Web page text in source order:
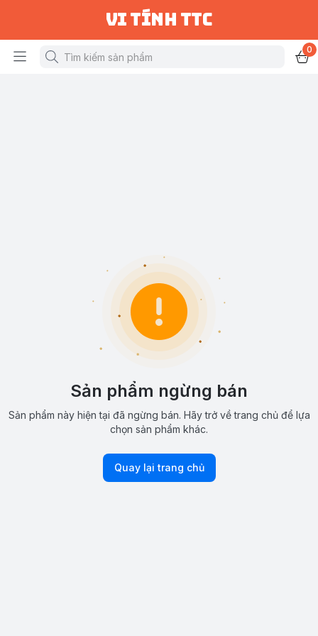
vi tính ttc
0
Sản phẩm ngừng bán
Sản phẩm này hiện tại đã ngừng bán. Hãy trở về trang chủ để lựa
chọn sản phẩm khác.
Quay lại trang chủ